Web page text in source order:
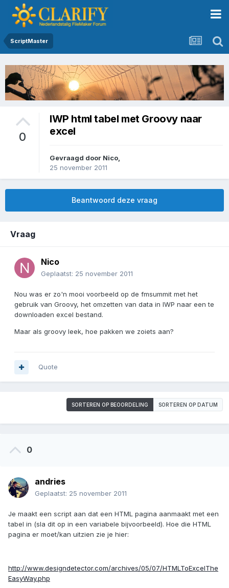
ScriptMaster
0
IWP html tabel met Groovy naar
excel
Gevraagd door Nico
25 november 2011
Beantwoord deze vraag
Vraag
Nico
Geplaatst: 25 november 2011
Nou was er zo'n mooi voorbeeld op de fmsummit met het
gebruik van Groovy, het omzetten van data in IWP naar een te
downloaden excel bestand.
Maar als groovy leek, hoe pakken we zoiets aan?
Quote
SORTEREN OP BEOORDELING SORTEREN OP DATUM
0
andries
Geplaatst: 25 november 2011
Je maakt een script aan dat een HTML pagina aanmaakt met een
tabel in (sla dit op in een variabele bijvoorbeeld). Hoe die HTML
pagina er moet/kan uitzien zie je hier:
http://www.designdetector.com/archives/05/07/HTMLToExcelThe
EasyWay.php